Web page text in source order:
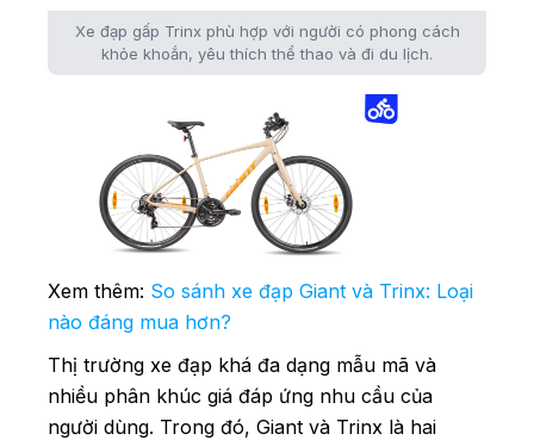
Xe đạp gấp Trinx phù hợp với người có phong cách
khỏe khoắn, yêu thích thể thao và đi du lịch.
Xem thêm: So sánh xe đạp Giant và Trinx: Loại
nào đáng mua hơn?
Thị trường xe đạp khá đa dạng mẫu mã và
nhiều phân khúc giá đáp ứng nhu cầu của
người dùng. Trong đó, Giant và Trinx là hai